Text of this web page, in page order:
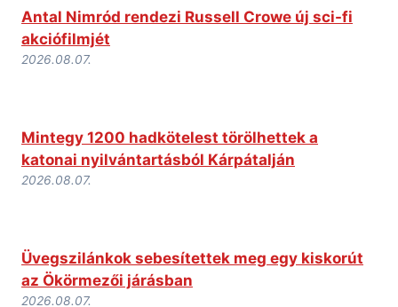
Antal Nimród rendezi Russell Crowe új sci-fi
akciófilmjét
2026.08.07.
Mintegy 1200 hadkötelest törölhettek a
katonai nyilvántartásból Kárpátalján
2026.08.07.
Üvegszilánkok sebesítettek meg egy kiskorút
az Ökörmezői járásban
2026.08.07.